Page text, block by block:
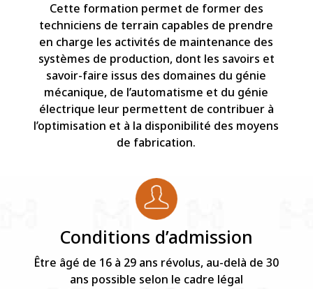
Cette formation permet de former des
techniciens de terrain capables de prendre
en charge les activités de maintenance des
systèmes de production, dont les savoirs et
savoir-faire issus des domaines du génie
mécanique, de l’automatisme et du génie
électrique leur permettent de contribuer à
l’optimisation et à la disponibilité des moyens
de fabrication.
Conditions d’admission
Être âgé de 16 à 29 ans révolus, au-delà de 30
ans possible selon le cadre légal